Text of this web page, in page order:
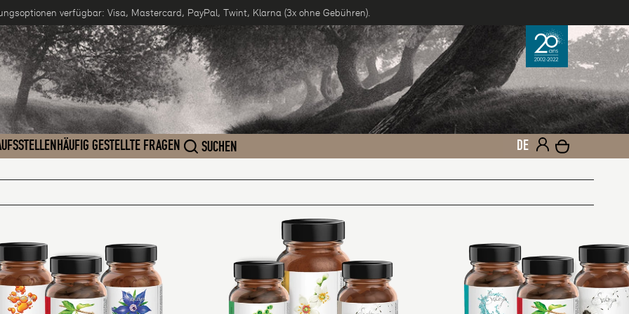
verfügbar: Visa, Mastercard, PayPal, Twint, Klarna (3x ohne Gebühren).
HÄUFIG GESTELLTE FRAGEN DE